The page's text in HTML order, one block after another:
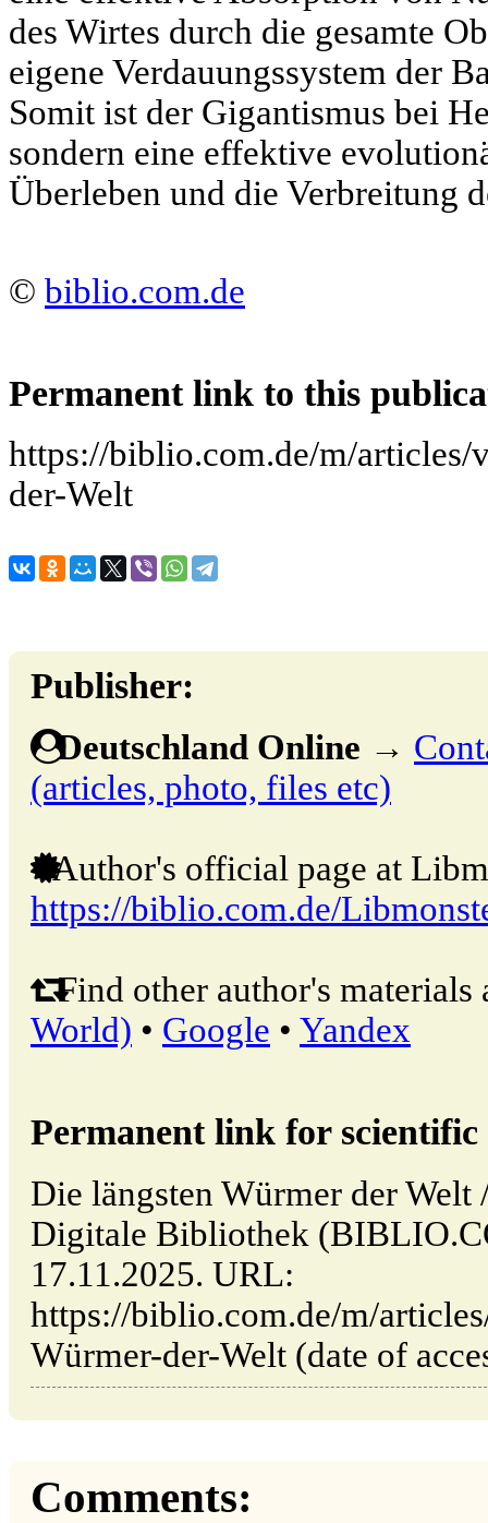
des Wirtes durch die gesamte
eigene Verdauungssystem der
Somit ist der Gigantismus bei
sondern eine effektive
Überleben und die Verbreitung
© biblio.com.de
Permanent link to this
https://biblio.com.de/m/
der-Welt
Publisher:
Deutschland Online →
(articles, photo, files etc)
Author's official page at
https://biblio.com.de/
Find other author's materials
World) • Google • Yandex
Permanent link for
Die längsten Würmer der
Digitale Bibliothek
17.11.2025. URL:
https://biblio.com.de/m/
Würmer-der-Welt (date of
Comments: